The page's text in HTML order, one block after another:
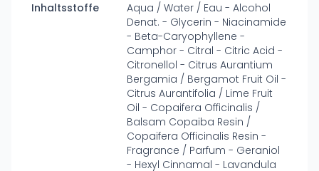
Inhaltsstoffe
Aqua / Water / Eau - Alcohol
Denat. - Glycerin - Niacinamide
- Beta-Caryophyllene -
Camphor - Citral - Citric Acid -
Citronellol - Citrus Aurantium
Bergamia / Bergamot Fruit Oil -
Citrus Aurantifolia / Lime Fruit
Oil - Copaifera Officinalis /
Balsam Copaiba Resin /
Copaifera Officinalis Resin -
Fragrance / Parfum - Geraniol
- Hexyl Cinnamal - Lavandula